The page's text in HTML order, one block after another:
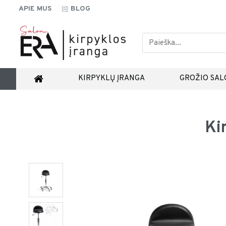
APIE MUS BLOG
KIRPYKLŲ ĮRANGA GROŽIO